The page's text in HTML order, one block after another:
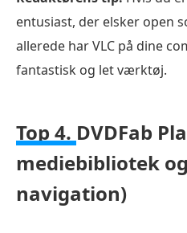
entusiast, der elsker open
allerede har VLC på dine
fantastisk og let værktøj.
Top 4. DVDFab
mediebibliotek
navigation)